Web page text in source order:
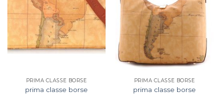
PRIMA CLASSE BORSE
prima classe borse
PRIMA CLASSE BORSE
prima classe borse